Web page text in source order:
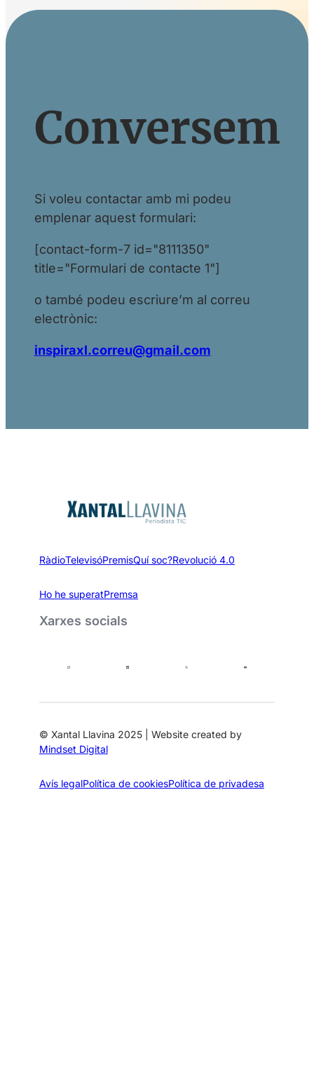
Conversem
Si voleu contactar amb mi podeu
emplenar aquest formulari:
[contact-form-7 id="8111350"
title="Formulari de contacte 1"]
o també podeu escriure’m al correu
electrònic:
inspiraxl.correu@gmail.com
RàdioTelevisóPremisQuí soc?Revolució 4.0
Ho he superatPremsa
Xarxes socials
© Xantal Llavina 2025 | Website created by
Mindset Digital
Avís legalPolítica de cookiesPolítica de privadesa